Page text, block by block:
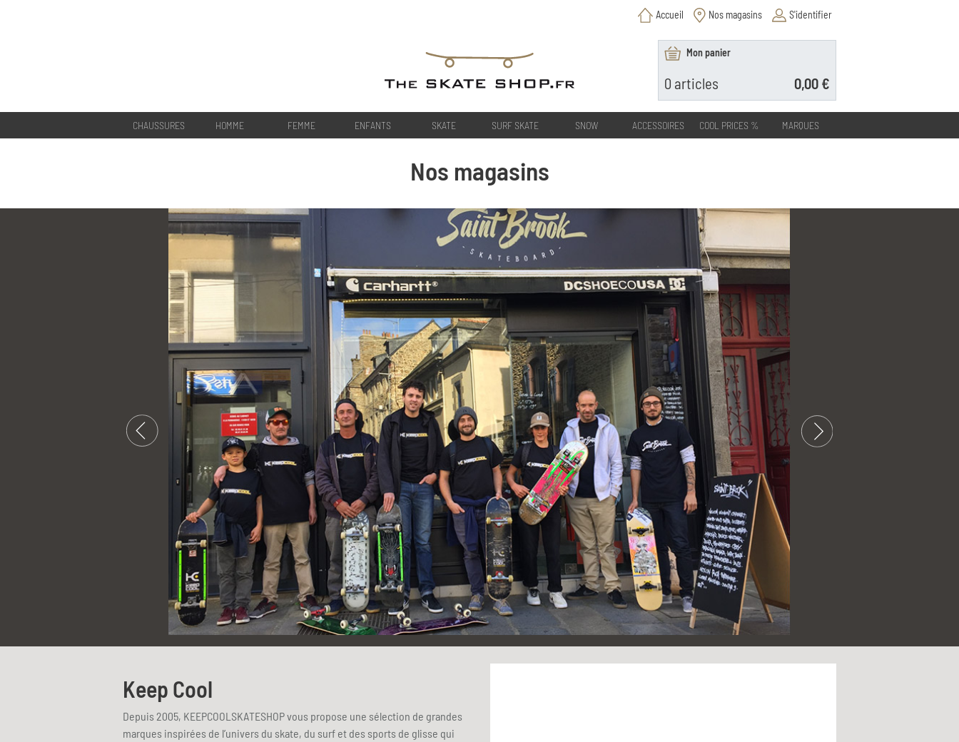
Accueil Nos magasins S'identifier
Mon panier
0 articles 0,00 €
CHAUSSURES HOMME FEMME ENFANTS SKATE SURF SKATE SNOW ACCESSOIRES COOL PRICES % MARQUES
Nos magasins
Keep Cool
Depuis 2005, KEEPCOOLSKATESHOP vous propose une sélection de grandes
marques inspirées de l’univers du skate, du surf et des sports de glisse qui